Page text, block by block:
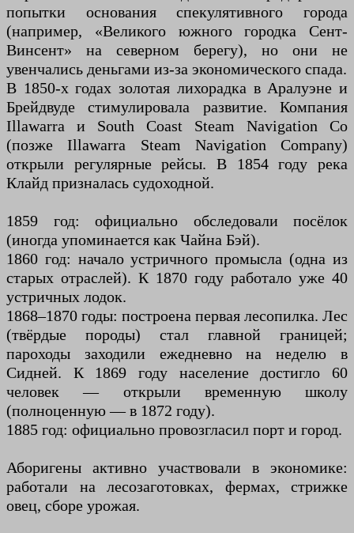
попытки основания спекулятивного города
(например, «Великого южного городка Сент-
Винсент» на северном берегу), но они не
увенчались деньгами из-за экономического спада.
В 1850-х годах золотая лихорадка в Аралуэне и
Брейдвуде стимулировала развитие. Компания
Illawarra и South Coast Steam Navigation Co
(позже Illawarra Steam Navigation Company)
открыли регулярные рейсы. В 1854 году река
Клайд призналась судоходной.
1859 год: официально обследовали посёлок
(иногда упоминается как Чайна Бэй).
1860 год: начало устричного промысла (одна из
старых отраслей). К 1870 году работало уже 40
устричных лодок.
1868–1870 годы: построена первая лесопилка. Лес
(твёрдые породы) стал главной границей;
пароходы заходили ежедневно на неделю в
Сидней. К 1869 году население достигло 60
человек — открыли временную школу
(полноценную — в 1872 году).
1885 год: официально провозгласил порт и город.
Аборигены активно участвовали в экономике:
работали на лесозаготовках, фермах, стрижке
овец, сборе урожая.